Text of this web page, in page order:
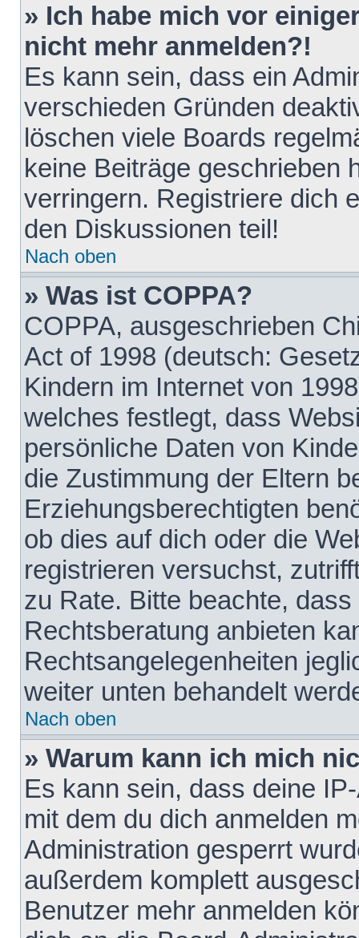
» Ich habe mich vor
nicht mehr anmelden?!
Es kann sein, dass ein
verschieden Gründen
löschen viele Boards
keine Beiträge geschrieben
verringern. Registriere dich
den Diskussionen teil!
Nach oben
» Was ist COPPA?
COPPA, ausgeschrieben
Act of 1998 (deutsch:
Kindern im Internet von
welches festlegt, dass
persönliche Daten von
die Zustimmung der Eltern
Erziehungsberechtigten
ob dies auf dich oder die
registrieren versuchst,
zu Rate. Bitte beachte,
Rechtsberatung anbieten
Rechtsangelegenheiten
weiter unten behandelt
Nach oben
» Warum kann ich mich
Es kann sein, dass deine
mit dem du dich anmelden
Administration gesperrt
außerdem komplett
Benutzer mehr anmelden